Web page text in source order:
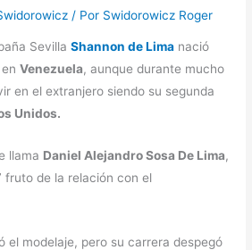
/ Por Swidorowicz Roger
SevillaShannon de Lima nació
enVenezuela, aunque durante mucho
en el extranjero siendo su segunda
Unidos.
llama Daniel Alejandro Sosa De Lima,
de la relación con el
el modelaje, pero su carrera despegó